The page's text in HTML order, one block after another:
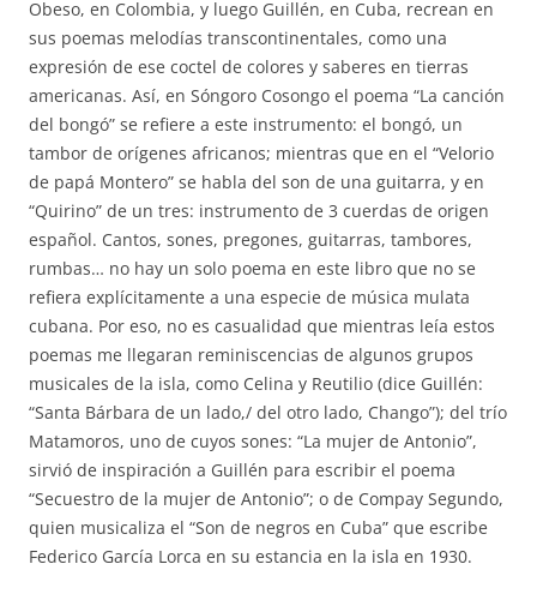
Obeso, en Colombia, y luego Guillén, en Cuba, recrean en
sus poemas melodías transcontinentales, como una
expresión de ese coctel de colores y saberes en tierras
americanas. Así, en Sóngoro Cosongo el poema “La canción
del bongó” se refiere a este instrumento: el bongó, un
tambor de orígenes africanos; mientras que en el “Velorio
de papá Montero” se habla del son de una guitarra, y en
“Quirino” de un tres: instrumento de 3 cuerdas de origen
español. Cantos, sones, pregones, guitarras, tambores,
rumbas… no hay un solo poema en este libro que no se
refiera explícitamente a una especie de música mulata
cubana. Por eso, no es casualidad que mientras leía estos
poemas me llegaran reminiscencias de algunos grupos
musicales de la isla, como Celina y Reutilio (dice Guillén:
“Santa Bárbara de un lado,/ del otro lado, Chango”); del trío
Matamoros, uno de cuyos sones: “La mujer de Antonio”,
sirvió de inspiración a Guillén para escribir el poema
“Secuestro de la mujer de Antonio”; o de Compay Segundo,
quien musicaliza el “Son de negros en Cuba” que escribe
Federico García Lorca en su estancia en la isla en 1930.